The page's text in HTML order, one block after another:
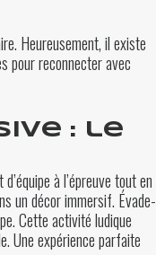
Heureusement, il existe
pour reconnecter avec
: le
à l’épreuve tout en
un décor immersif. Évade-
Cette activité ludique
Une expérience parfaite